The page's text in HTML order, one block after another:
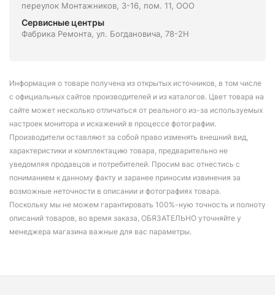
переулок Монтажников, 3-16, пом. 11, ООО
Сервисные центры
Фабрика Ремонта, ул. Богдановича, 78-2Н
Информация о товаре получена из открытых источников, в том числе
с официальных сайтов производителей и из каталогов. Цвет товара на
сайте может несколько отличаться от реального из-за используемых
настроек монитора и искажений в процессе фотографии.
Производители оставляют за собой право изменять внешний вид,
характеристики и комплектацию товара, предварительно не
уведомляя продавцов и потребителей. Просим вас отнестись с
пониманием к данному факту и заранее приносим извинения за
возможные неточности в описании и фотографиях товара.
Поскольку мы не можем гарантировать 100%-ную точность и полноту
описаний товаров, во время заказа, ОБЯЗАТЕЛЬНО уточняйте у
менеджера магазина важные для вас параметры.